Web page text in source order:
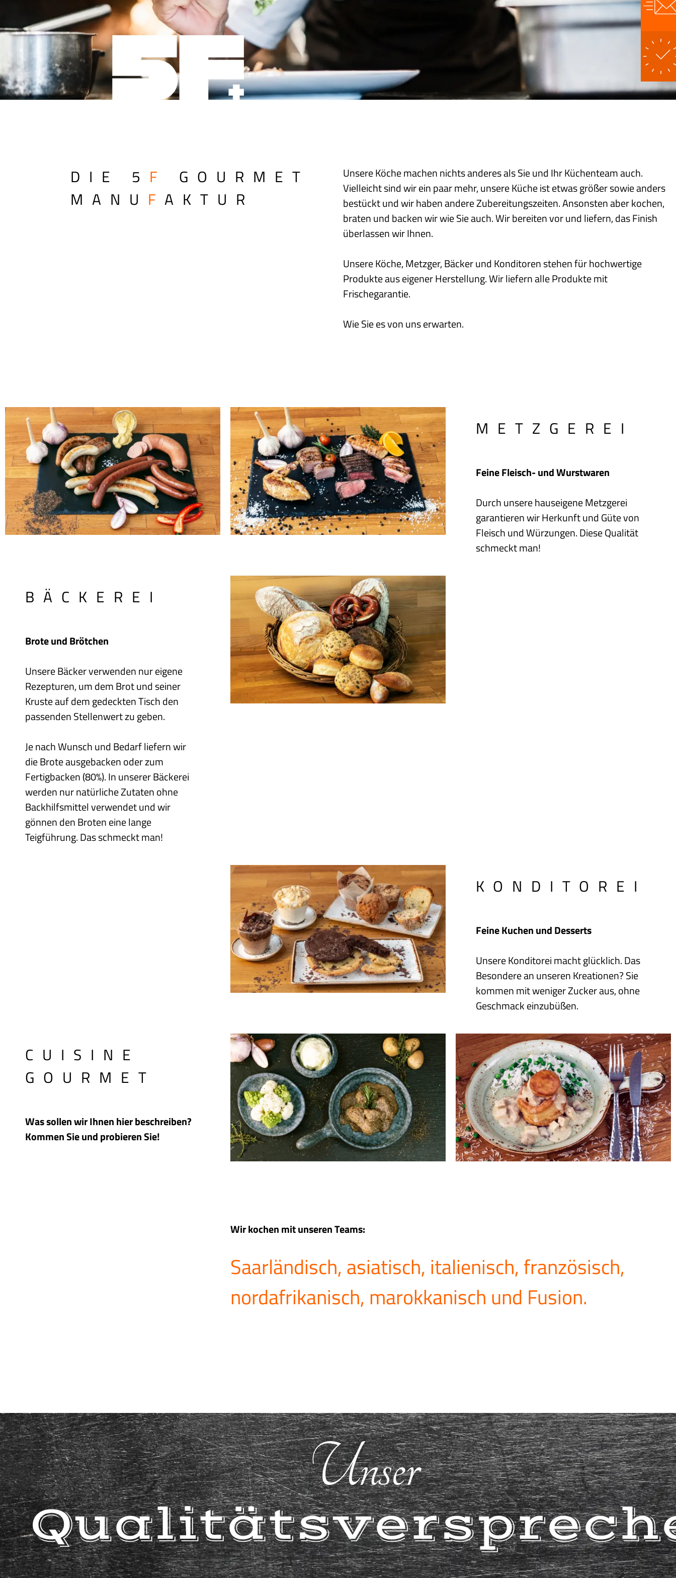
DIE 5 F
GOURMET
MANU F AKTUR
Unsere Köche machen nichts anderes als Sie und Ihr Küchenteam auch.
Vielleicht sind wir ein paar mehr, unsere Küche ist etwas größer sowie anders
bestückt und wir haben andere Zubereitungszeiten. Ansonsten aber kochen,
braten und backen wir wie Sie auch. Wir bereiten vor und liefern, das Finish
überlassen wir Ihnen.
Unsere Köche, Metzger, Bäcker und Konditoren stehen für hochwertige
Produkte aus eigener Herstellung. Wir liefern alle Produkte mit
Frischegarantie.
Wie Sie es von uns erwarten.
METZGEREI
Feine Fleisch- und Wurstwaren
Durch unsere hauseigene Metzgerei
garantieren wir Herkunft und Güte von
Fleisch und Würzungen. Diese Qualität
schmeckt man!
BÄCKEREI
Brote und Brötchen
Unsere Bäcker verwenden nur eigene
Rezepturen, um dem Brot und seiner
Kruste auf dem gedeckten Tisch den
passenden Stellenwert zu geben.
Je nach Wunsch und Bedarf liefern wir
die Brote ausgebacken oder zum
Fertigbacken (80%). In unserer Bäckerei
werden nur natürliche Zutaten ohne
Backhilfsmittel verwendet und wir
gönnen den Broten eine lange
Teigführung. Das schmeckt man!
KONDITOREI
Feine Kuchen und Desserts
Unsere Konditorei macht glücklich. Das
Besondere an unseren Kreationen? Sie
kommen mit weniger Zucker aus, ohne
Geschmack einzubüßen.
CUISINE
GOURMET
Was sollen wir Ihnen hier beschreiben?
Kommen Sie und probieren Sie!
Wir kochen mit unseren Teams:
Saarländisch, asiatisch, italienisch, französisch,
nordafrikanisch, marokkanisch und Fusion.
Unser